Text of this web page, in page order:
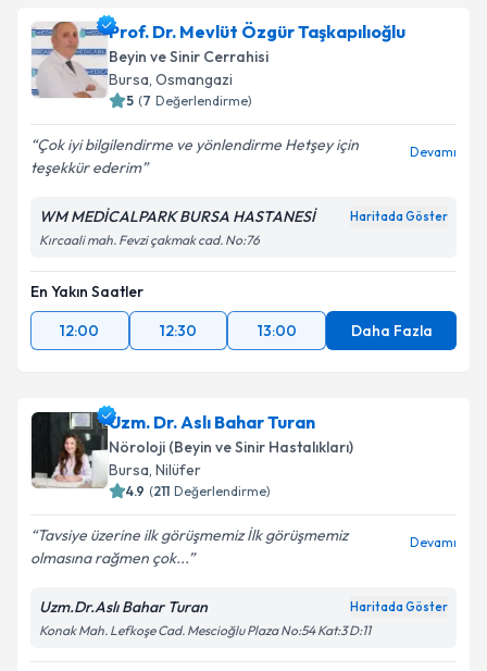
Prof. Dr. Mevlüt Özgür Taşkapılıoğlu
Beyin ve Sinir Cerrahisi
Bursa, Osmangazi
5 (7 Değerlendirme)
Çok iyi bilgilendirme ve yönlendirme Hetşey için
teşekkür ederim
Devamı
WM MEDİCALPARK BURSA HASTANESİ Haritada Göster
Kırcaali mah. Fevzi çakmak cad. No:76
En Yakın Saatler
12:00
12:30 13:00 Daha Fazla
Uzm. Dr. Aslı Bahar Turan
Nöroloji (Beyin ve Sinir Hastalıkları)
Bursa, Nilüfer
4.9 (211 Değerlendirme)
Tavsiye üzerine ilk görüşmemiz İlk görüşmemiz
olmasına rağmen çok...
Devamı
Uzm.Dr.Aslı Bahar Turan Haritada Göster
Konak Mah. Lefkoşe Cad. Mescioğlu Plaza No:54 Kat:3 D:11